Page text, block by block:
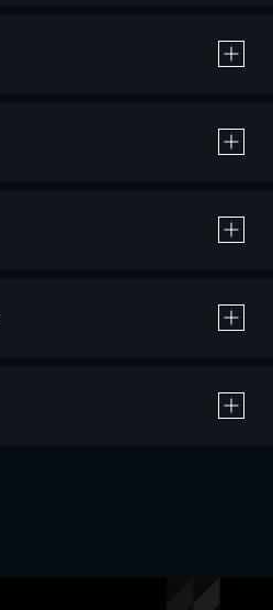
カード決済による作品の購入 / レンタルです。
入 / レンタルは、20％のポイント還元です。